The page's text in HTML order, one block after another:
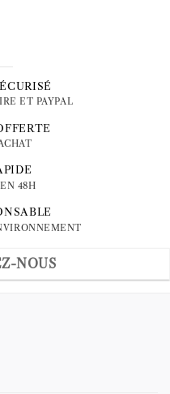
ET PAYPAL
48H
NOUS